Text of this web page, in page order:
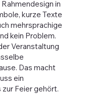
in
kurze Texte
mehrsprachige
kein Problem.
Veranstaltung
Das macht
ein
Feier gehört.